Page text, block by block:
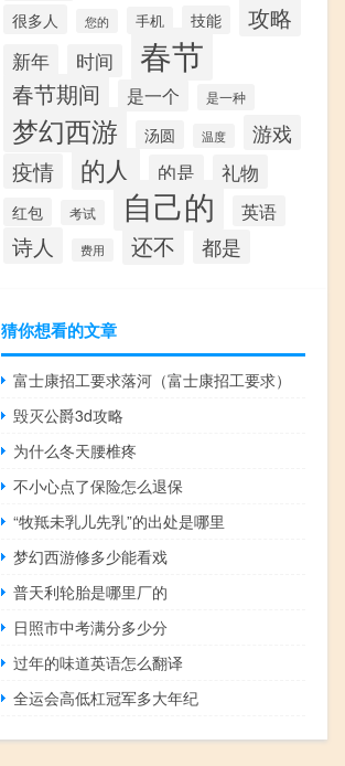
很多人 您的 手机 技能 攻略
新年 时间 春节
春节期间 是一个 是一种
梦幻西游 汤圆 温度
游戏
疫情
的人 的是 礼物
红包 考试 自己的 英语
诗人 费用 还不 都是
猜你想看的文章
富士康招工要求落河（富士康招工要求）
毁灭公爵3d攻略
为什么冬天腰椎疼
不小心点了保险怎么退保
“牧羝未乳儿先乳”的出处是哪里
梦幻西游修多少能看戏
普天利轮胎是哪里厂的
日照市中考满分多少分
过年的味道英语怎么翻译
全运会高低杠冠军多大年纪